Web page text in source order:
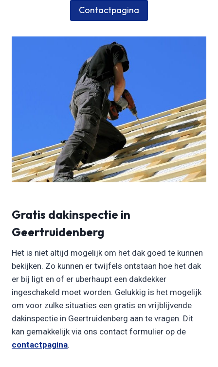
Contactpagina
Gratis dakinspectie in
Geertruidenberg
Het is niet altijd mogelijk om het dak goed te kunnen
bekijken. Zo kunnen er twijfels ontstaan hoe het dak
er bij ligt en of er uberhaupt een dakdekker
ingeschakeld moet worden. Gelukkig is het mogelijk
om voor zulke situaties een gratis en vrijblijvende
dakinspectie in Geertruidenberg aan te vragen. Dit
kan gemakkelijk via ons contact formulier op de
contactpagina.